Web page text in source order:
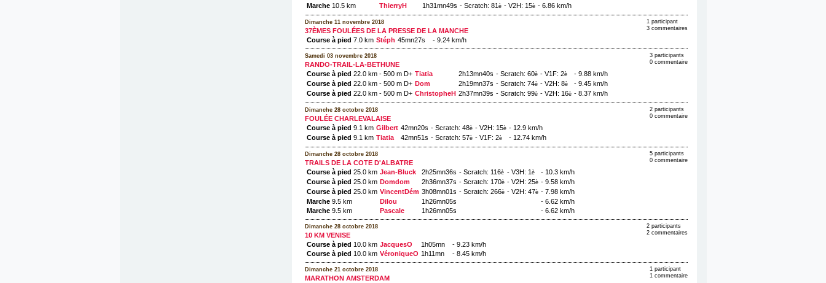
Marche10.5 km ThierryH 1h31mn49s - Scratch: 81è - V2H: 15è - 6.86 km/h
Dimanche 11 novembre 2018
37ÈMES FOULÉES DE LA PRESSE DE LA MANCHE
1 participant
3 commentaires
Course à pied 7.0 km Stéph 45mn27s - 9.24 km/h
Samedi 03 novembre 2018
RANDO-TRAIL-LA-BETHUNE
3 participants
0 commentaire
Course à pied 22.0 km - 500 m D+ Tiatia 2h13mn40s - Scratch: 60è - V1F: 2è
- 9.88 km/h
Course à pied 22.0 km - 500 m D+ Dom 2h19mn37s - Scratch: 74è - V2H: 8è
- 9.45 km/h
Course à pied 22.0 km - 500 m D+ ChristopheH 2h37mn39s - Scratch: 99è - V2H: 16è - 8.37 km/h
Dimanche 28 octobre 2018
FOULÉE CHARLEVALAISE
2 participants
0 commentaire
Course à pied 9.1 km Gilbert 42mn20s - Scratch: 48è - V2H: 15è - 12.9 km/h
Course à pied 9.1 km Tiatia 42mn51s - Scratch: 57è - V1F: 2è - 12.74 km/h
Dimanche 28 octobre 2018
TRAILS DE LA COTE D'ALBATRE
5 participants
0 commentaire
Course à pied 25.0 km Jean-Bluck 2h25mn36s - Scratch: 116è - V3H: 1è
- 10.3 km/h
Course à pied 25.0 km Domdom 2h36mn37s - Scratch: 170è - V2H: 25è - 9.58 km/h
Course à pied 25.0 km VincentDém 3h08mn01s - Scratch: 266è - V2H: 47è - 7.98 km/h
Marche9.5 km Dilou 1h26mn05s
- 6.62 km/h
Marche9.5 km Pascale 1h26mn05s - 6.62 km/h
Dimanche 28 octobre 2018
10 KM VENISE
2 participants
2 commentaires
Course à pied 10.0 km JacquesO 1h05mn
- 9.23 km/h
Course à pied 10.0 km VéroniqueO 1h11mn - 8.45 km/h
Dimanche 21 octobre 2018
MARATHON AMSTERDAM
1 participant
1 commentaire